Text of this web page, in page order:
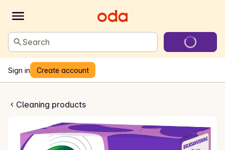
Search
Sign in Create account
Cleaning products
Pop gel